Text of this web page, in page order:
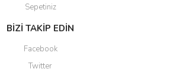
Sepetiniz
BİZİ TAKİP EDİN
Facebook
Twitter